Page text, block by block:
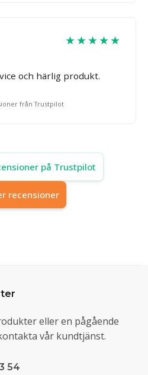
★★★★★
och härlig produkt.
från Trustpilot
på Trustpilot
recensioner
eller en pågående
vår kundtjänst.
54